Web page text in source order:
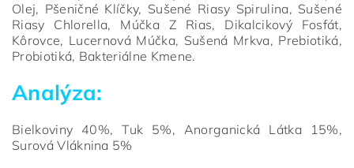
Olej, Pšeničné Klíčky, Sušené Riasy Spirulina, Sušené
Riasy Chlorella, Múčka Z Rias, Dikalcikový Fosfát,
Kôrovce, Lucernová Múčka, Sušená Mrkva, Prebiotiká,
Probiotiká, Bakteriálne Kmene.
Analýza:
Bielkoviny 40%, Tuk 5%, Anorganická Látka 15%,
Surová Vláknina 5%